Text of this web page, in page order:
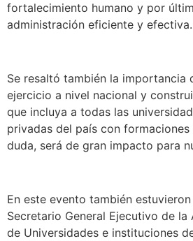
fortalecimiento humano y por
administración eficiente y efectiva.
Se resaltó también la importancia
ejercicio a nivel nacional y
que incluya a todas las
privadas del país con
duda, será de gran impacto para
En este evento también
Secretario General Ejecutivo de la
de Universidades e instituciones